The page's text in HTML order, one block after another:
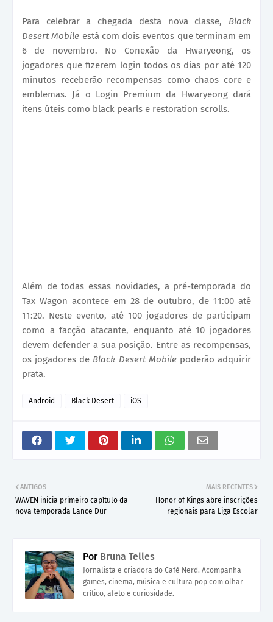
Para celebrar a chegada desta nova classe, Black
Desert Mobile está com dois eventos que terminam em
6 de novembro. No Conexão da Hwaryeong, os
jogadores que fizerem login todos os dias por até 120
minutos receberão recompensas como chaos core e
emblemas. Já o Login Premium da Hwaryeong dará
itens úteis como black pearls e restoration scrolls.
Além de todas essas novidades, a pré-temporada do
Tax Wagon acontece em 28 de outubro, de 11:00 até
11:20. Neste evento, até 100 jogadores de participam
como a facção atacante, enquanto até 10 jogadores
devem defender a sua posição. Entre as recompensas,
os jogadores de Black Desert Mobile poderão adquirir
prata.
Android Black Desert iOS
MAIS RECENTES
Honor of Kings abre inscrições
regionais para Liga Escolar
ANTIGOS
WAVEN inicia primeiro capítulo da
nova temporada Lance Dur
PorBruna Telles
Jornalista e criadora do Café Nerd. Acompanha
games, cinema, música e cultura pop com olhar
crítico, afeto e curiosidade.